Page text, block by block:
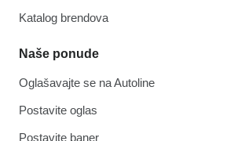
Katalog brendova
Naše ponude
Oglašavajte se na Autoline
Postavite oglas
Postavite baner